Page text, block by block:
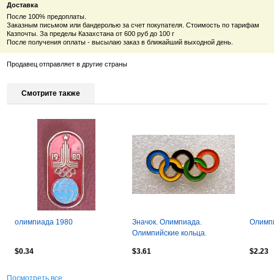
Доставка
После 100% предоплаты.
Заказным письмом или бандеролью за счет покупателя. Стоимость по тарифам
Казпочты. За пределы Казахстана от 600 руб до 100 г
После получения оплаты - высылаю заказ в ближайший выходной день.
Продавец отправляет в другие страны
Смотрите также
олимпиада 1980
$0.34
Значок. Олимпиада.
Олимпийские кольца.
$3.61 $2.23